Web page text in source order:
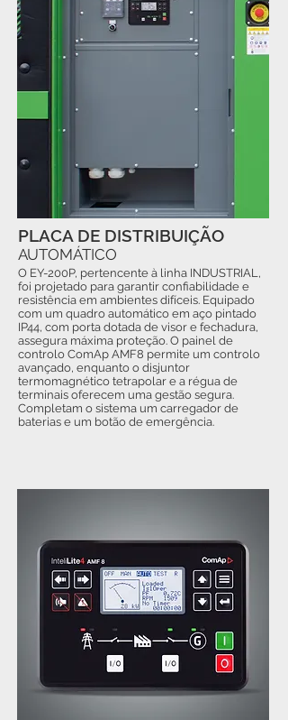
O EY-200P, pertencente à linha INDUSTRIAL,
foi projetado para garantir confiabilidade e
resistência em ambientes difíceis. Equipado
com um quadro automático em aço pintado
IP44, com porta dotada de visor e fechadura,
assegura máxima proteção. O painel de
controlo ComAp AMF8 permite um controlo
avançado, enquanto o disjuntor
termomagnético tetrapolar e a régua de
terminais oferecem uma gestão segura.
Completam o sistema um carregador de
baterias e um botão de emergência.
PLACA DE DISTRIBUIÇÃO
AUTOMÁTICO